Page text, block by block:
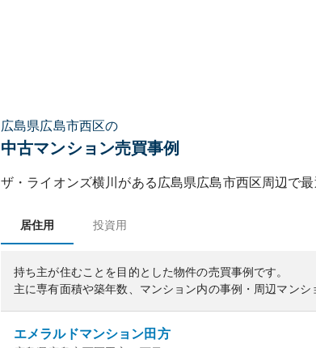
広島県広島市西区の
中古マンション売買事例
ザ・ライオンズ横川 がある 広島県広島市西区周辺で
居住用 投資用
持ち主が住むことを目的とした物件の売買事例です。
主に専有面積や築年数、マンション内の事例・周辺マンシ
エメラルドマンション田方